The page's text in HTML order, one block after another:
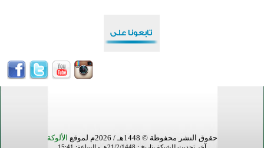
حقوق النشر محفوظة © 1448هـ / 2026م لموقع الألوكة